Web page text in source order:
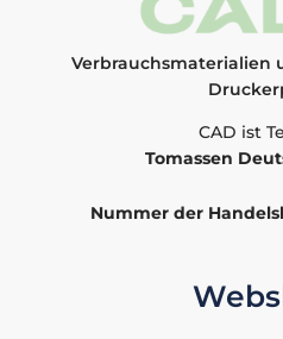
Verbrauchsmaterialien
CAD ist
Tomassen
Nummer der